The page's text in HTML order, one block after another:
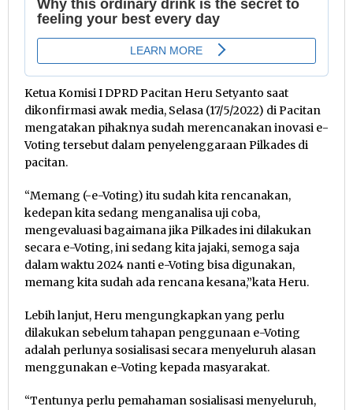
Ketua Komisi I DPRD Pacitan Heru Setyanto saat
dikonfirmasi awak media, Selasa (17/5/2022) di Pacitan
mengatakan pihaknya sudah merencanakan inovasi e-
Voting tersebut dalam penyelenggaraan Pilkades di
pacitan.
“Memang (-e-Voting) itu sudah kita rencanakan,
kedepan kita sedang menganalisa uji coba,
mengevaluasi bagaimana jika Pilkades ini dilakukan
secara e-Voting, ini sedang kita jajaki, semoga saja
dalam waktu 2024 nanti e-Voting bisa digunakan,
memang kita sudah ada rencana kesana,”kata Heru.
Lebih lanjut, Heru mengungkapkan yang perlu
dilakukan sebelum tahapan penggunaan e-Voting
adalah perlunya sosialisasi secara menyeluruh alasan
menggunakan e-Voting kepada masyarakat.
“Tentunya perlu pemahaman sosialisasi menyeluruh,